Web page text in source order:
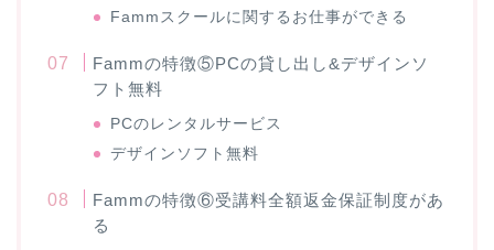
Fammスクールに関するお仕事ができる
Fammの特徴⑤PCの貸し出し&デザインソ
フト無料
PCのレンタルサービス
デザインソフト無料
Fammの特徴⑥受講料全額返金保証制度があ
る